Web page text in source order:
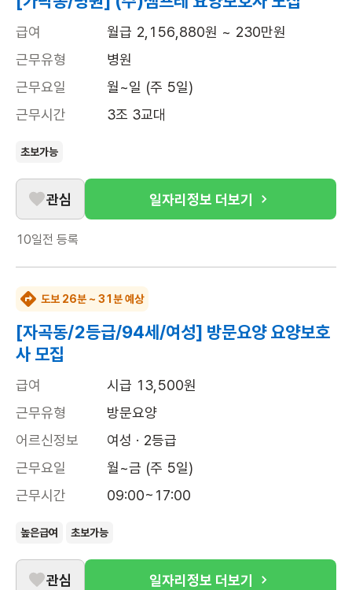
급여
월급 2,156,880원 ~ 230만원
근무유형
병원
근무요일
월~일 (주 5일)
근무시간
3조 3교대
초보가능
관심 일자리정보 더보기
10일전 등록
도보 26분 ~ 31분 예상
[자곡동/2등급/94세/여성] 방문요양 요양보호
사 모집
급여
시급 13,500원
근무유형
방문요양
어르신정보
여성 · 2등급
근무요일
월~금 (주 5일)
근무시간
09:00~17:00
높은급여 초보가능
관심 일자리정보 더보기